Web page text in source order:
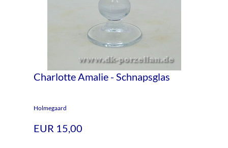
Charlotte Amalie - Schnapsglas
Holmegaard
EUR 15,00